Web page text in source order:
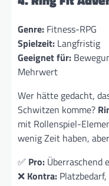
Genre: Fitness-RPG
Spielzeit: Langfristig
Geeignet für:
Mehrwert
Wer hätte gedacht,
Schwitzen komme?
mit Rollenspiel-
wenig Zeit haben,
✅ Pro: Überraschend
❌ Kontra: